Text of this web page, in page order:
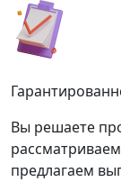
Вы решаете
предлагаем